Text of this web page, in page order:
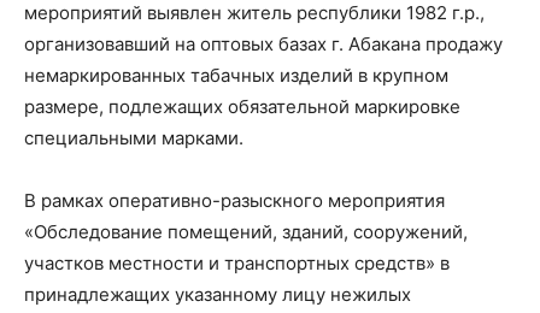
мероприятий выявлен житель республики 1982 г.р.,
организовавший на оптовых базах г. Абакана продажу
немаркированных табачных изделий в крупном
размере, подлежащих обязательной маркировке
специальными марками.
В рамках оперативно-разыскного мероприятия
«Обследование помещений, зданий, сооружений,
участков местности и транспортных средств» в
принадлежащих указанному лицу нежилых